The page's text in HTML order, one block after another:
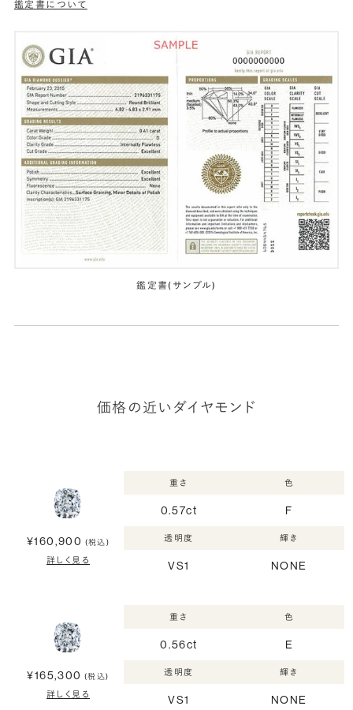
鑑定書について
鑑定書(サンプル)
価格の近いダイヤモンド
¥160,900 (税込)
詳しく見る
重さ
0.57ct
色
F
透明度
VS1
輝き
NONE
¥165,300 (税込)
詳しく見る
重さ
0.56ct
色
E
透明度
VS1
輝き
NONE